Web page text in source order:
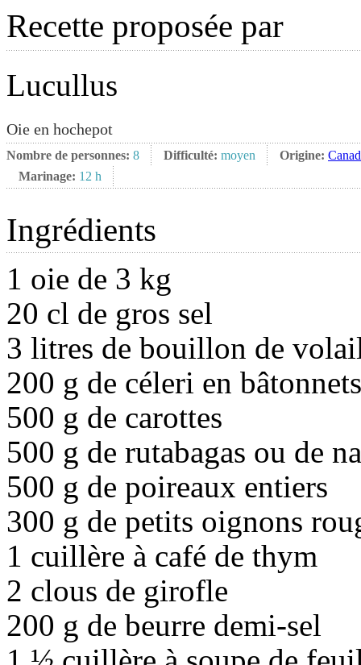
Recette proposée par
Lucullus
Oie en hochepot
Nombre de personnes: 8 Difficulté: moyen Origine:
Marinage: 12 h
Ingrédients
1 oie de 3 kg
20 cl de gros sel
3 litres de bouillon de
200 g de céleri en bâtonnets
500 g de carottes
500 g de rutabagas ou de
500 g de poireaux entiers
300 g de petits oignons
1 cuillère à café de thym
2 clous de girofle
200 g de beurre demi-sel